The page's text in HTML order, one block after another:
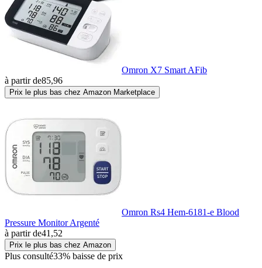
Omron X7 Smart AFib
à partir de85,96
Prix le plus bas chez Amazon Marketplace
Omron Rs4 Hem-6181-e Blood
Pressure Monitor Argenté
à partir de41,52
Prix le plus bas chez Amazon
Plus consulté33% baisse de prix